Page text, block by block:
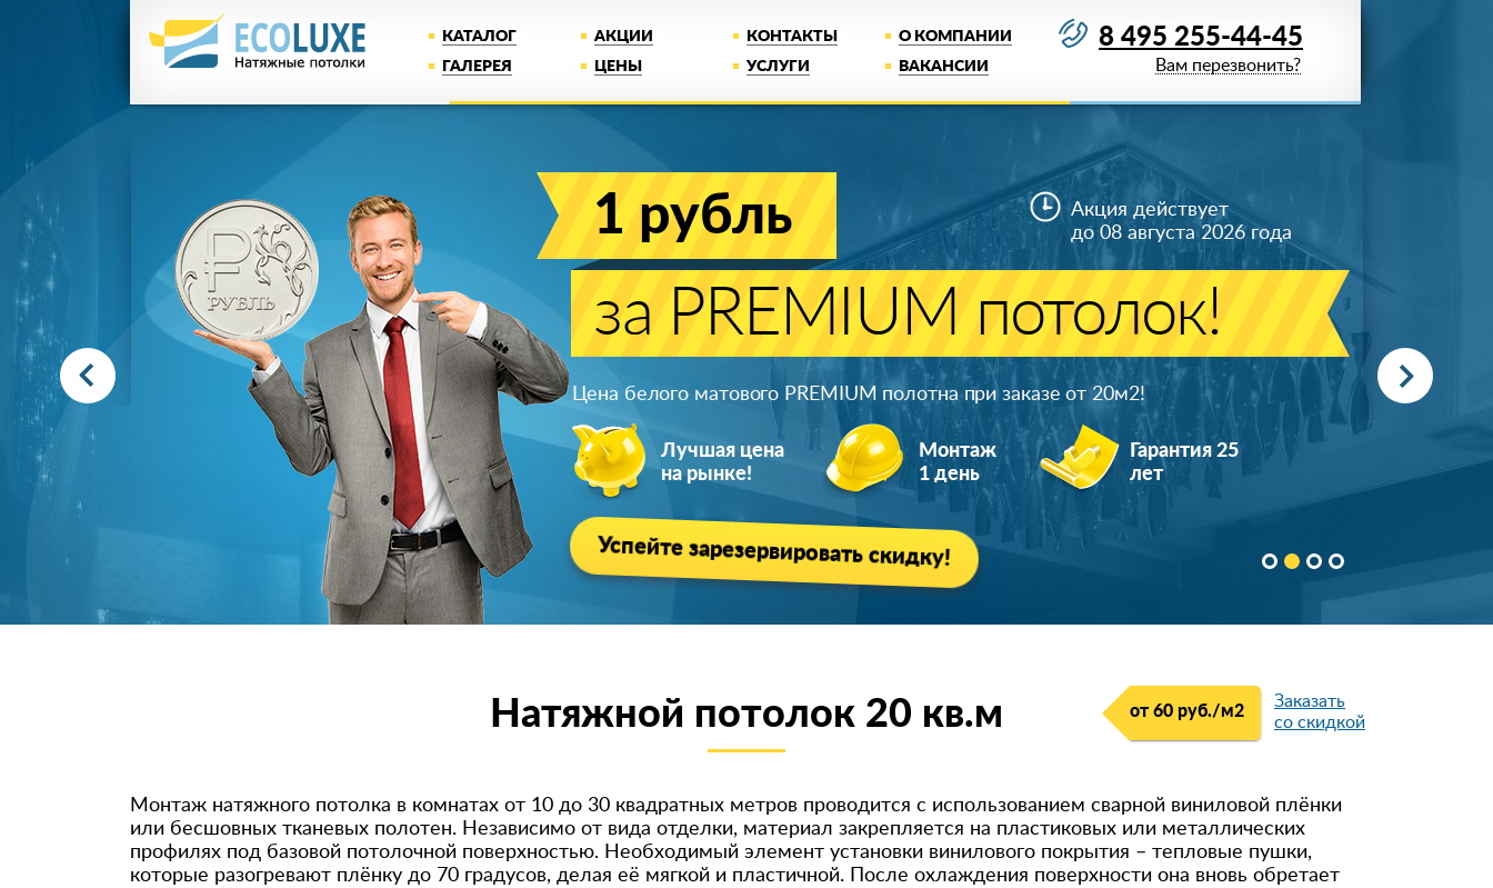
КАТАЛОГ АКЦИИ КОНТАКТЫ
О КОМПАНИИ
ГАЛЕРЕЯ
ЦЕНЫ УСЛУГИ ВАКАНСИИ
8 495 255-44-45
Вам перезвонить?
1 рубль
за PREMIUM потолок!
Акция действует
до 08 августа 2026 года
Цена белого матового PREMIUM полотна при заказе от 20м2!
Лучшая цена
на рынке!
Монтаж
1 день
Гарантия 25
лет
Успейте зарезервировать скидку!
от 60 руб./м2
Заказать
со скидкой
Натяжной потолок 20 кв.м
Монтаж натяжного потолка в комнатах от 10 до 30 квадратных метров проводится с использованием сварной виниловой плёнки
или бесшовных тканевых полотен. Независимо от вида отделки, материал закрепляется на пластиковых или металлических
профилях под базовой потолочной поверхностью. Необходимый элемент установки винилового покрытия – тепловые пушки,
которые разогревают плёнку до 70 градусов, делая её мягкой и пластичной. После охлаждения поверхности она вновь обретает